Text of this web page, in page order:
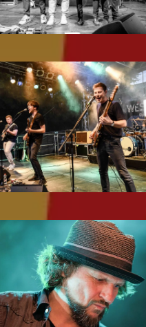
Zoom!
Zoom!